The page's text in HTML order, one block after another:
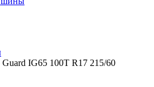
IG65 100T R17 215/60